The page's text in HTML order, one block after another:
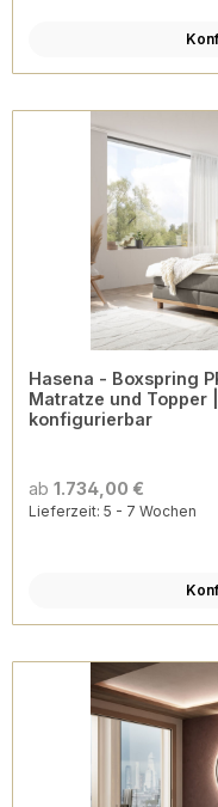
Hasena - Boxspring PRONTO Zamora | inkl.
Matratze und Topper
konfigurierbar
ab 1.734,00 €
Lieferzeit: 5 - 7 Wochen